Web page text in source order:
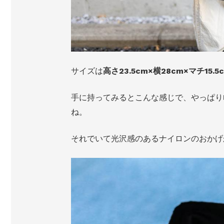
サイズは高さ23.5cm×横28cm×マチ
手に持ってみるとこんな感じで、やっぱ
ね。
それでいて光沢感のあるナイロンのおか